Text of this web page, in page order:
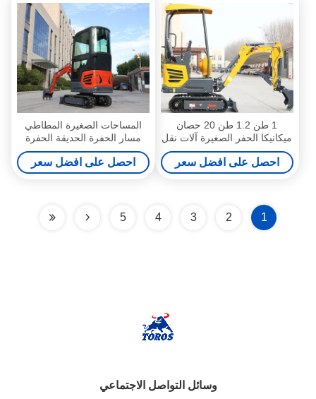
1 طن 1.2 طن 20 حصان
ميكانيكا الحفر الصغيرة آلات نقل
الأرض الصغيرة
احصل على افضل سعر
المساحات الصغيرة المطاطي
مسار الحفرة الحديقة الحفرة
1.2 طن
احصل على افضل سعر
1
2
3
4
5
وسائل التواصل الاجتماعي